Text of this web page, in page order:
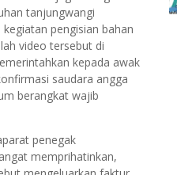
tanjungwangi
pengisian bahan
video tersebut di
kepada awak
saudara angga
berangkat wajib
penegak
memprihatinkan,